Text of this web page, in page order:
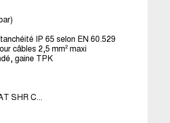
IP 65 selon EN 60.529
câbles 2,5 mm² maxi
gaine TPK
SHR C...